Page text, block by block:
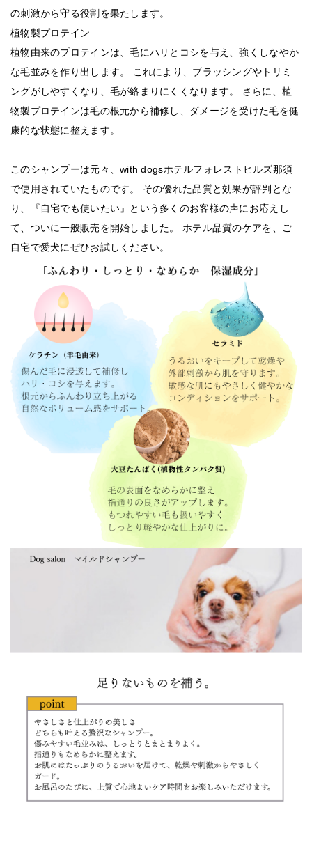
の刺激から守る役割を果たします。
植物製プロテイン
植物由来のプロテインは、毛にハリとコシを与え、強くしなやか
な毛並みを作り出します。 これにより、ブラッシングやトリミ
ングがしやすくなり、毛が絡まりにくくなります。 さらに、植
物製プロテインは毛の根元から補修し、ダメージを受けた毛を健
康的な状態に整えます。
このシャンプーは元々、with dogsホテルフォレストヒルズ那須
で使用されていたものです。 その優れた品質と効果が評判とな
り、『自宅でも使いたい』という多くのお客様の声にお応えし
て、ついに一般販売を開始しました。 ホテル品質のケアを、ご
自宅で愛犬にぜひお試しください。